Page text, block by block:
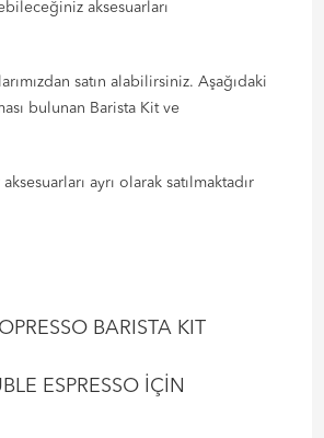
aksesuarları
satın alabilirsiniz. Aşağıdaki
bulunan Barista Kit ve
ayrı olarak satılmaktadır
BARISTA KIT
ESPRESSO İÇİN